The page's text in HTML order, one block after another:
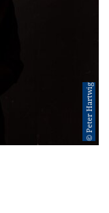
© Peter Hartwig